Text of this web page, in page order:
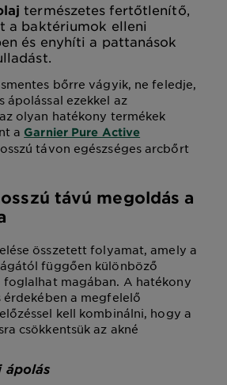
természetes fertőtlenítő,
a baktériumok elleni
és enyhíti a pattanások
bőrre vágyik, ne feledje,
ápolással ezekkel az
olyan hatékony termékek
a Garnier Pure Active
távon egészséges arcbőrt
távú megoldás a
összetett folyamat, amely a
függően különböző
foglalhat magában. A hatékony
érdekében a megfelelő
kell kombinálni, hogy a
csökkentsük az akné
ápolás